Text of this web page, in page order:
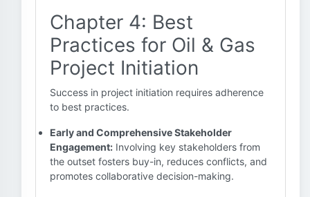
Chapter 4: Best
Practices for Oil & Gas
Project Initiation
Success in project initiation requires adherence
to best practices.
Early and Comprehensive Stakeholder
Engagement: Involving key stakeholders from
the outset fosters buy-in, reduces conflicts, and
promotes collaborative decision-making.